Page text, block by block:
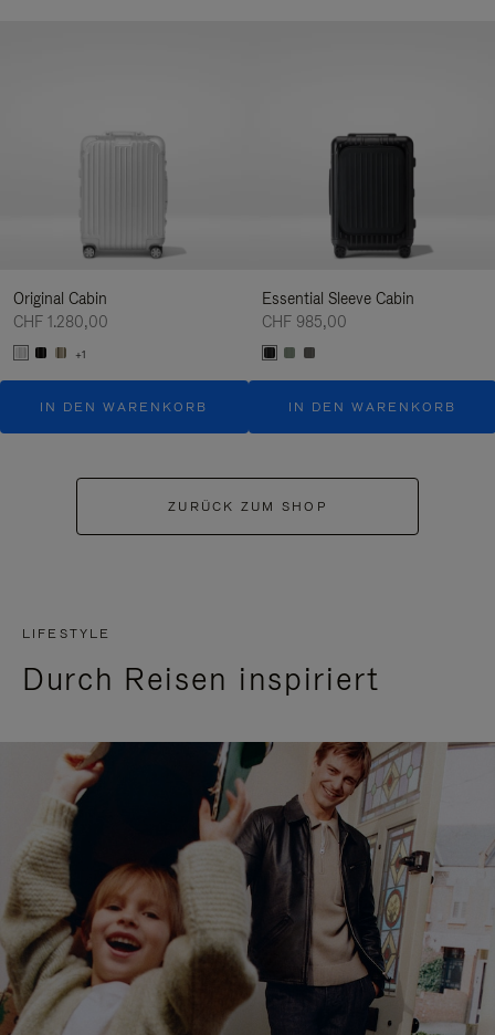
Original Cabin
CHF 1.280,00
+1
IN DEN WARENKORB
Essential Sleeve Cabin
CHF 985,00
IN DEN WARENKORB
ZURÜCK ZUM SHOP
LIFESTYLE
Durch Reisen inspiriert